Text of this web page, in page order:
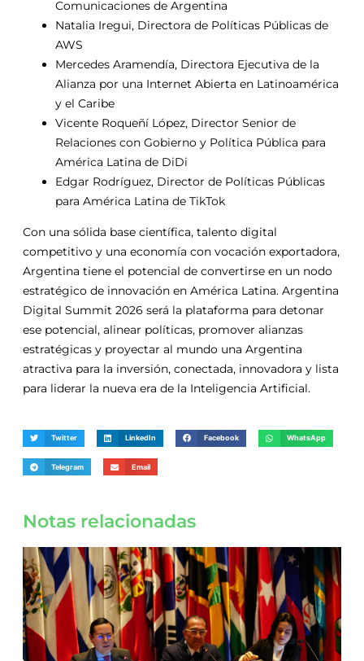
Comunicaciones de Argentina
Natalia Iregui, Directora de Políticas Públicas de
AWS
Mercedes Aramendía, Directora Ejecutiva de la
Alianza por una Internet Abierta en Latinoamérica
y el Caribe
Vicente Roqueñí López, Director Senior de
Relaciones con Gobierno y Política Pública para
América Latina de DiDi
Edgar Rodríguez, Director de Políticas Públicas
para América Latina de TikTok
Con una sólida base científica, talento digital
competitivo y una economía con vocación exportadora,
Argentina tiene el potencial de convertirse en un nodo
estratégico de innovación en América Latina. Argentina
Digital Summit 2026 será la plataforma para detonar
ese potencial, alinear políticas, promover alianzas
estratégicas y proyectar al mundo una Argentina
atractiva para la inversión, conectada, innovadora y lista
para liderar la nueva era de la Inteligencia Artificial.
Twitter LinkedIn Facebook WhatsApp
Telegram Email
Notas relacionadas